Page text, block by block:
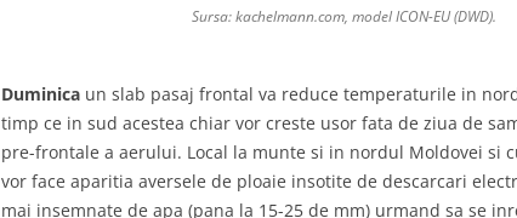
Sursa: kachelmann.com, model ICON-EU (DWD).
Duminica un slab pasaj frontal va reduce temperaturile in
timp ce in sud acestea chiar vor creste usor fata de ziua de
pre-frontale a aerului. Local la munte si in nordul Moldovei si
vor face aparitia aversele de ploaie insotite de descarcari
mai insemnate de apa (pana la 15-25 de mm) urmand sa se